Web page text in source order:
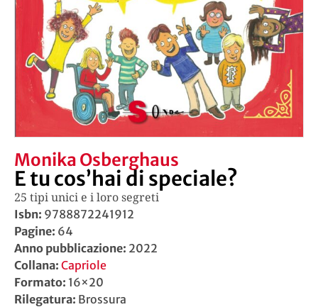
Monika Osberghaus
E tu cos’hai di speciale?
25 tipi unici e i loro segreti
Isbn: 9788872241912
Pagine: 64
Anno pubblicazione: 2022
Collana: Capriole
Formato: 16×20
Rilegatura: Brossura